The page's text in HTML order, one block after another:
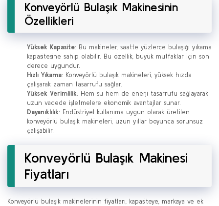
Konveyörlü Bulaşık Makinesinin
Özellikleri
Yüksek Kapasite: Bu makineler, saatte yüzlerce bulaşığı yıkama
kapasitesine sahip olabilir. Bu özellik, büyük mutfaklar için son
derece uygundur.
Hızlı Yıkama: Konveyörlü bulaşık makineleri, yüksek hızda
çalışarak zaman tasarrufu sağlar.
Yüksek Verimlilik: Hem su hem de enerji tasarrufu sağlayarak
uzun vadede işletmelere ekonomik avantajlar sunar.
Dayanıklılık: Endüstriyel kullanıma uygun olarak üretilen
konveyörlü bulaşık makineleri, uzun yıllar boyunca sorunsuz
çalışabilir.
Konveyörlü Bulaşık Makinesi
Fiyatları
Konveyörlü bulaşık makinelerinin fiyatları, kapasiteye, markaya ve ek